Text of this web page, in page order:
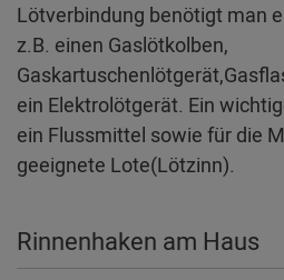
Lötverbindung benötigt man
z.B. einen Gaslötkolben,
ein Elektrolötgerät. Ein
ein Flussmittel sowie für die
geeignete Lote(Lötzinn).
Rinnenhaken am Haus